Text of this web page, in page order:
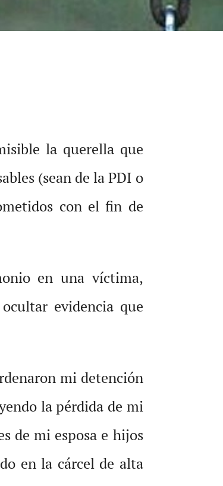
la querella que
(sean de la PDI o
con el fin de
en una víctima,
evidencia que
mi detención
la pérdida de mi
de mi esposa e hijos
en la cárcel de alta